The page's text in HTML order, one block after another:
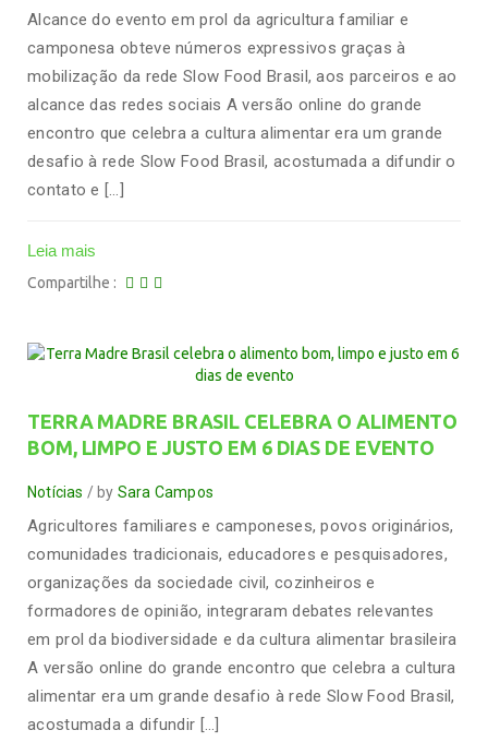
Alcance do evento em prol da agricultura familiar e
camponesa obteve números expressivos graças à
mobilização da rede Slow Food Brasil, aos parceiros e ao
alcance das redes sociais A versão online do grande
encontro que celebra a cultura alimentar era um grande
desafio à rede Slow Food Brasil, acostumada a difundir o
contato e […]
Leia mais
Compartilhe
TERRA MADRE BRASIL CELEBRA O ALIMENTO
BOM, LIMPO E JUSTO EM 6 DIAS DE EVENTO
Notícias by Sara Campos
Agricultores familiares e camponeses, povos originários,
comunidades tradicionais, educadores e pesquisadores,
organizações da sociedade civil, cozinheiros e
formadores de opinião, integraram debates relevantes
em prol da biodiversidade e da cultura alimentar brasileira
A versão online do grande encontro que celebra a cultura
alimentar era um grande desafio à rede Slow Food Brasil,
acostumada a difundir […]